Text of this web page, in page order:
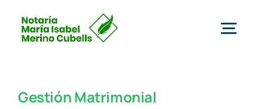
Gestión Matrimonial